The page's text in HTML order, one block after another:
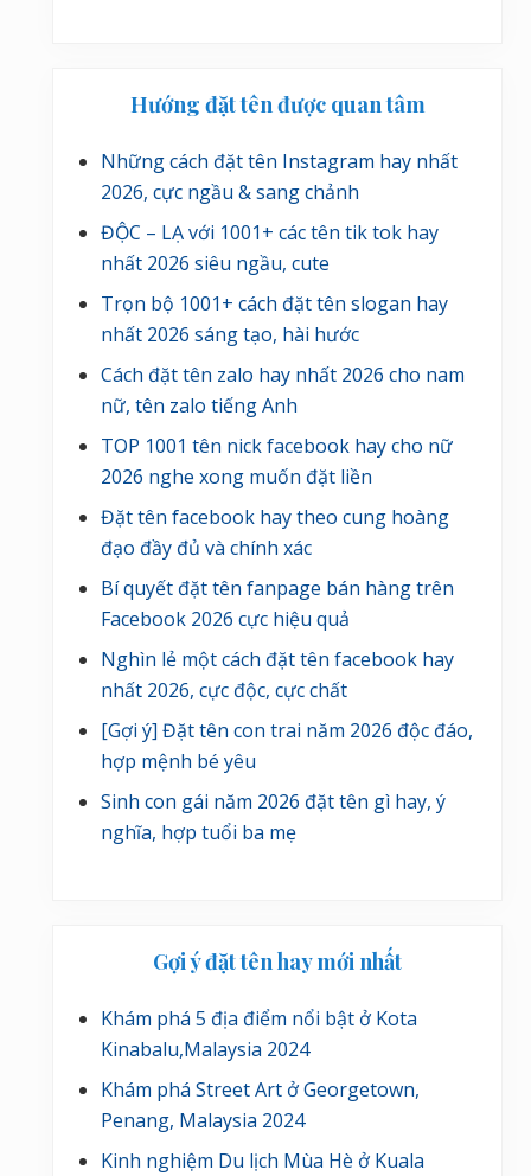
Hướng đặt tên được quan tâm
Những cách đặt tên Instagram hay nhất
2026, cực ngầu & sang chảnh
ĐỘC – LẠ với 1001+ các tên tik tok hay
nhất 2026 siêu ngầu, cute
Trọn bộ 1001+ cách đặt tên slogan hay
nhất 2026 sáng tạo, hài hước
Cách đặt tên zalo hay nhất 2026 cho nam
nữ, tên zalo tiếng Anh
TOP 1001 tên nick facebook hay cho nữ
2026 nghe xong muốn đặt liền
Đặt tên facebook hay theo cung hoàng
đạo đầy đủ và chính xác
Bí quyết đặt tên fanpage bán hàng trên
Facebook 2026 cực hiệu quả
Nghìn lẻ một cách đặt tên facebook hay
nhất 2026, cực độc, cực chất
[Gợi ý] Đặt tên con trai năm 2026 độc đáo,
hợp mệnh bé yêu
Sinh con gái năm 2026 đặt tên gì hay, ý
nghĩa, hợp tuổi ba mẹ
Gợi ý đặt tên hay mới nhất
Khám phá 5 địa điểm nổi bật ở Kota
Kinabalu,Malaysia 2024
Khám phá Street Art ở Georgetown,
Penang, Malaysia 2024
Kinh nghiệm Du lịch Mùa Hè ở Kuala